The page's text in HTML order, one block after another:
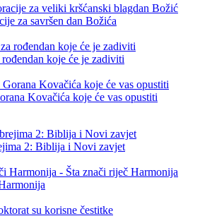
za savršen dan Božića
koje će je zadiviti
Kovačića koje će vas opustiti
2: Biblija i Novi zavjet